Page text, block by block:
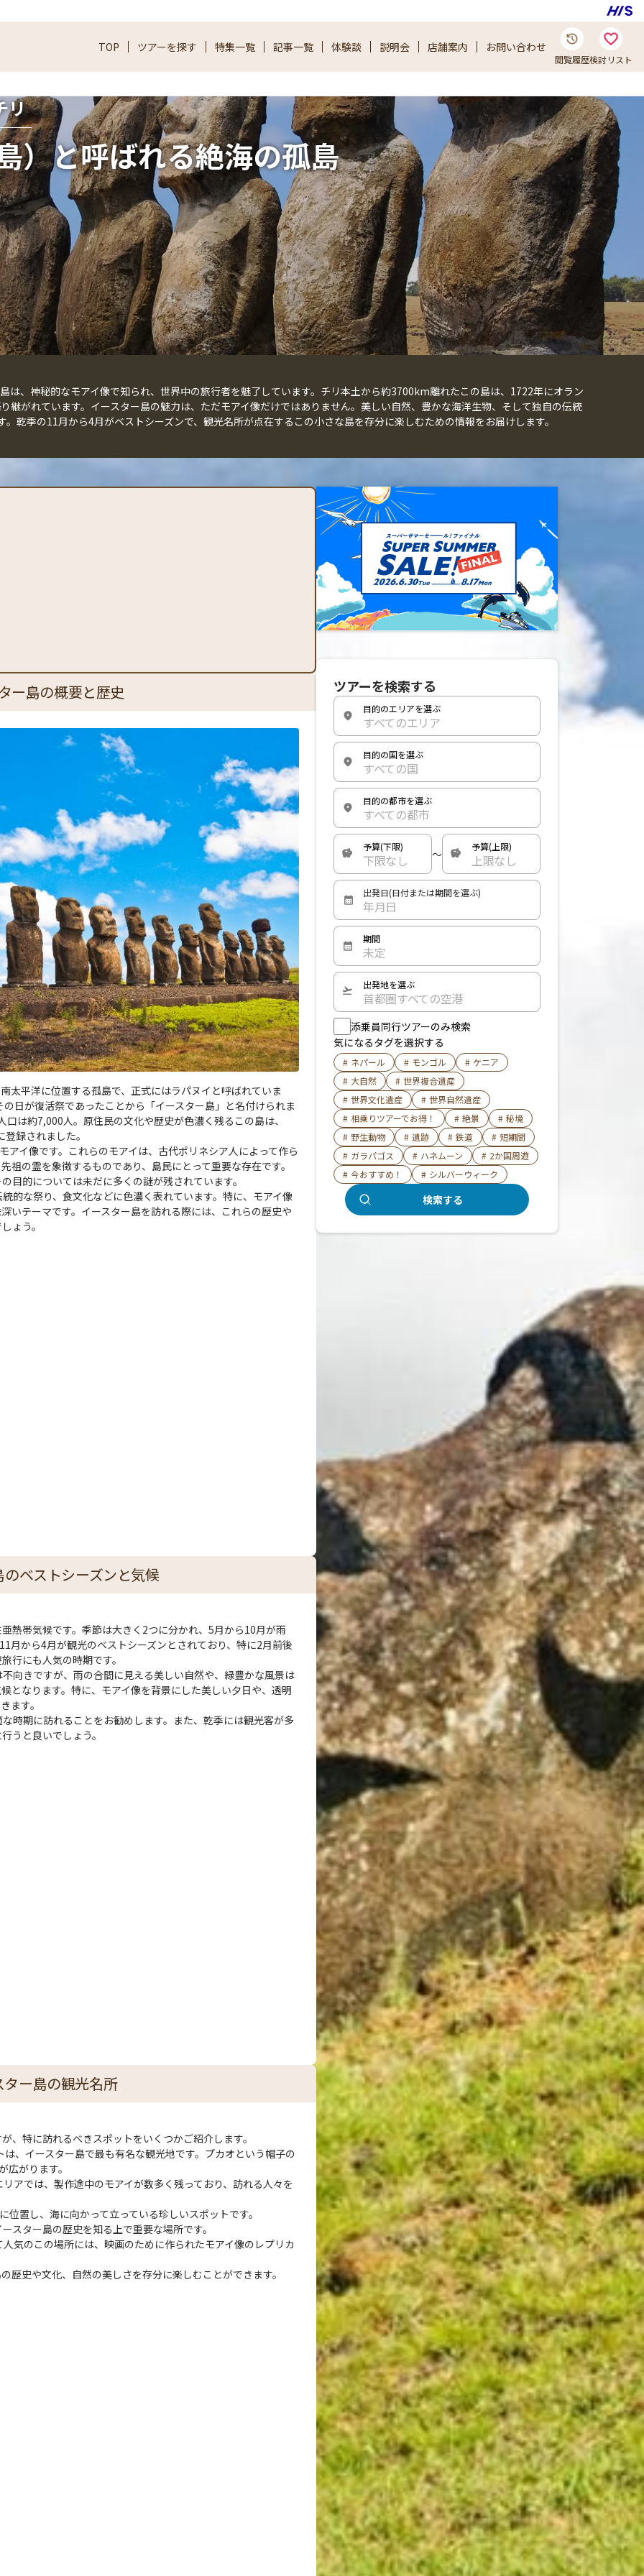
TOP ツアーを探す 特集一覧 記事一覧 体験談 説明会 店舗案内 お問い合わせ
閲覧履歴検討リスト
リ
）と呼ばれる絶海の孤島
は、神秘的なモアイ像で知られ、世界中の旅行者を魅了しています。チリ本土から約3700km離れたこの島は、1722年にオラン
継がれています。イースター島の魅力は、ただモアイ像だけではありません。美しい自然、豊かな海洋生物、そして独自の伝統
乾季の11月から4月がベストシーズンで、観光名所が点在するこの小さな島を存分に楽しむための情報をお届けします。
ー島の概要と歴史
太平洋に位置する孤島で、正式にはラパヌイと呼ばれていま
日が復活祭であったことから「イースター島」と名付けられま
は約7,000人。原住民の文化や歴史が色濃く残るこの島は、
録されました。
イ像です。これらのモアイは、古代ポリネシア人によって作ら
祖の霊を象徴するものであり、島民にとって重要な存在です。
目的については未だに多くの謎が残されています。
的な祭り、食文化などに色濃く表れています。特に、モアイ像
いテーマです。イースター島を訪れる際には、これらの歴史や
ょう。
ベストシーズンと気候
熱帯気候です。季節は大きく2つに分かれ、5月から10月が雨
月から4月が観光のベストシーズンとされており、特に2月前後
行にも人気の時期です。
向きですが、雨の合間に見える美しい自然や、緑豊かな風景は
となります。特に、モアイ像を背景にした美しい夕日や、透明
ます。
時期に訪れることをお勧めします。また、乾季には観光客が多
うと良いでしょう。
ター島の観光名所
、特に訪れるべきスポットをいくつかご紹介します。
、イースター島で最も有名な観光地です。プカオという帽子の
がります。
アでは、製作途中のモアイが数多く残っており、訪れる人々を
位置し、海に向かって立っている珍しいスポットです。
スター島の歴史を知る上で重要な場所です。
気のこの場所には、映画のために作られたモアイ像のレプリカ
歴史や文化、自然の美しさを存分に楽しむことができます。
ツアーを検索する
目的のエリアを選ぶ
すべてのエリア
目的の国を選ぶ
すべての国
目的の都市を選ぶ
すべての都市
予算(下限)
下限なし 〜 予算(上限)
上限なし
出発日(日付または期間を選ぶ)
年月日
期間
未定
出発地を選ぶ
首都圏すべての空港
添乗員同行ツアーのみ検索
気になるタグを選択する
# ネパール # モンゴル # ケニア
# 大自然 # 世界複合遺産
# 世界文化遺産 # 世界自然遺産
# 相乗りツアーでお得！ # 絶景 # 秘境
# 野生動物 # 遺跡 # 鉄道 # 短期間
# ガラパゴス # ハネムーン # 2か国周遊
# 今おすすめ！ # シルバーウィーク
検索する